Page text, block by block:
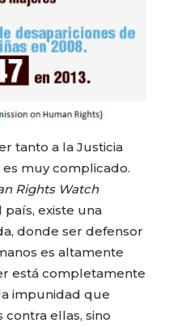
tanto a la Justicia
muy complicado.
Rights Watch
existe una
donde ser defensor
es altamente
está completamente
impunidad que
ellas, sino